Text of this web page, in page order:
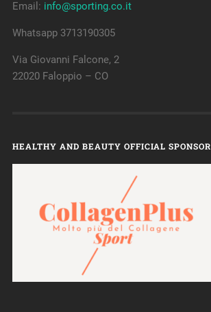
Email: info@sporting.co.it
Whatsapp 3713190305
Via Giovanni Falcone, 2
22020 Faloppio – CO
HEALTHY AND BEAUTY OFFICIAL SPONSOR